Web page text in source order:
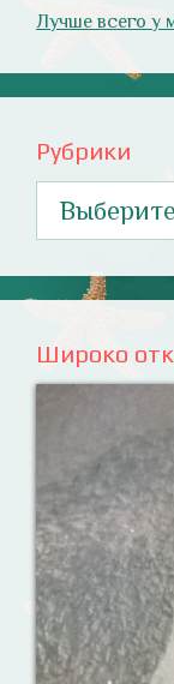
Лучше всего у
Рубрики
Широко